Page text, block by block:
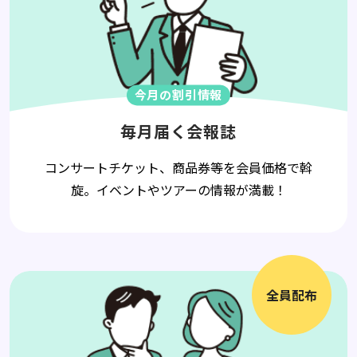
今月の割引情報
毎月届く会報誌
コンサートチケット、商品券等を会員価格で斡
旋。イベントやツアーの情報が満載！
全員配布